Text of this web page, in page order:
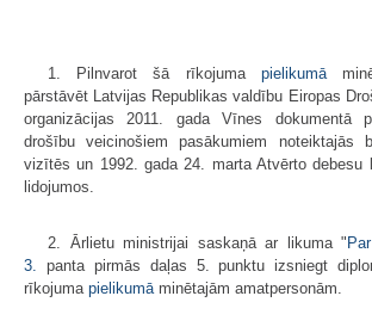
1. Pilnvarot šā rīkojuma pielikumā
pārstāvēt Latvijas Republikas valdību Eiropas
organizācijas 2011. gada Vīnes dokumentā
drošību veicinošiem pasākumiem noteiktajās
vizītēs un 1992. gada 24. marta Atvērto debesu
lidojumos.
2. Ārlietu ministrijai saskaņā ar likuma "
3.
panta pirmās daļas 5. punktu izsniegt
rīkojuma pielikumā minētajām amatpersonām.